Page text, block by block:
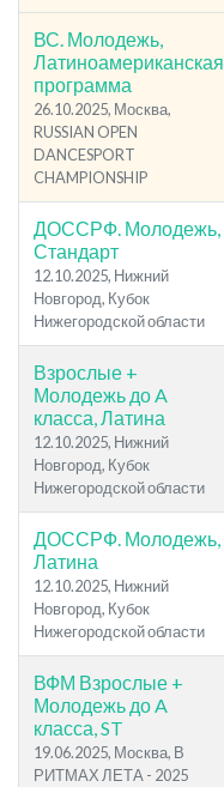
ВС. Молодежь,
Латиноамериканская
программа
26.10.2025, Москва,
RUSSIAN OPEN
DANCESPORT
CHAMPIONSHIP
ДОССРФ. Молодежь,
Стандарт
12.10.2025, Нижний
Новгород, Кубок
Нижегородской области
Взрослые +
Молодежь до A
класса, Латина
12.10.2025, Нижний
Новгород, Кубок
Нижегородской области
ДОССРФ. Молодежь,
Латина
12.10.2025, Нижний
Новгород, Кубок
Нижегородской области
ВФМ Взрослые +
Молодежь до A
класса, ST
19.06.2025, Москва, В
РИТМАХ ЛЕТА - 2025